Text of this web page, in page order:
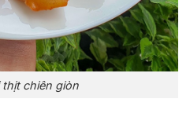
chiên giòn